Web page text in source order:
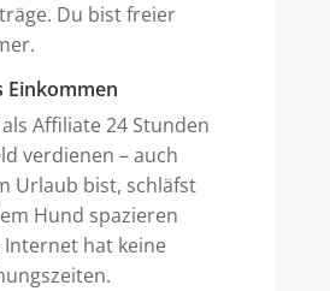
Du bist freier
Einkommen
Affiliate 24 Stunden
verdienen – auch
Urlaub bist, schläfst
Hund spazieren
Internet hat keine